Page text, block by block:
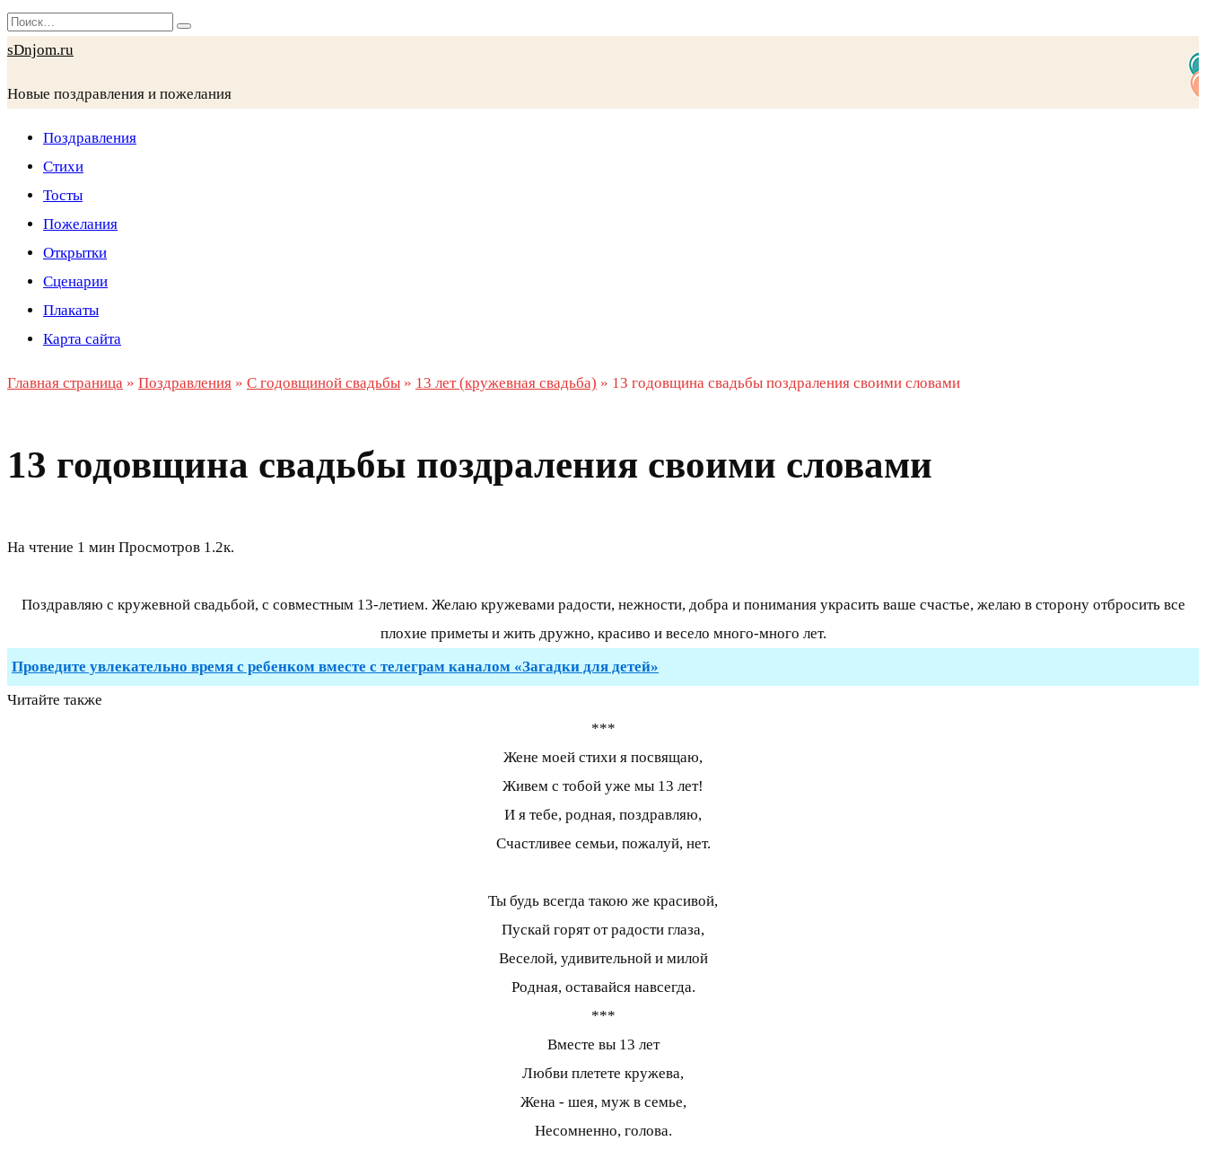
Перейти
к
Search
for:
sDnjom.ru
Новые поздравления и пожелания
Поздравления
Стихи
Тосты
Пожелания
Открытки
Сценарии
Плакаты
Карта сайта
Главная страница » Поздравления » С годовщиной свадьбы » 13 лет (кружевная свадьба) » 13 годовщина свадьбы поздраления своими словами
13 годовщина свадьбы поздраления своими словами
На чтение 1 мин Просмотров 1.2к.
Поздравляю с кружевной свадьбой, с совместным 13-летием. Желаю кружевами радости, нежности, добра и понимания украсить ваше счастье, желаю в сторону отбросить все
плохие приметы и жить дружно, красиво и весело много-много лет.
Проведите увлекательно время с ребенком вместе с телеграм каналом «Загадки для детей»
Читайте также
***
Жене моей стихи я посвящаю,
Живем с тобой уже мы 13 лет!
И я тебе, родная, поздравляю,
Счастливее семьи, пожалуй, нет.
Ты будь всегда такою же красивой,
Пускай горят от радости глаза,
Веселой, удивительной и милой
Родная, оставайся навсегда.
***
Вместе вы 13 лет
Любви плетете кружева,
Жена - шея, муж в семье,
Несомненно, голова.